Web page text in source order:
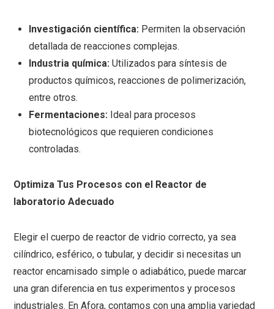
Investigación científica: Permiten la observación
detallada de reacciones complejas.
Industria química: Utilizados para síntesis de
productos químicos, reacciones de polimerización,
entre otros.
Fermentaciones: Ideal para procesos
biotecnológicos que requieren condiciones
controladas.
Optimiza Tus Procesos con el Reactor de
laboratorio Adecuado
Elegir el cuerpo de reactor de vidrio correcto, ya sea
cilíndrico, esférico, o tubular, y decidir si necesitas un
reactor encamisado simple o adiabático, puede marcar
una gran diferencia en tus experimentos y procesos
industriales. En Afora, contamos con una amplia variedad